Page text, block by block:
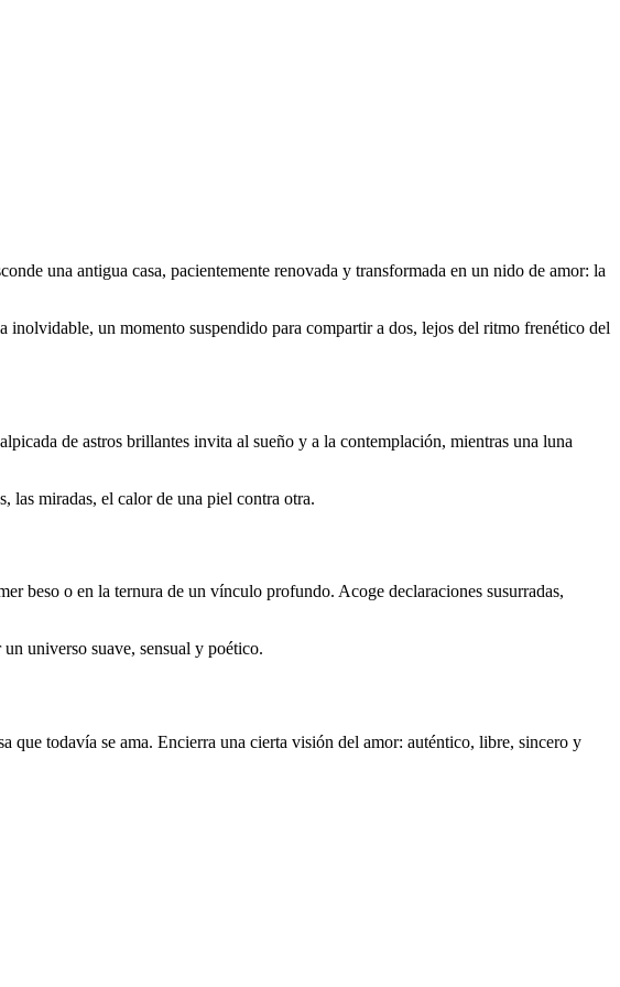
una antigua casa, pacientemente renovada y transformada en un nido de amor: la
un momento suspendido para compartir a dos, lejos del ritmo frenético del
de astros brillantes invita al sueño y a la contemplación, mientras una luna
las miradas, el calor de una piel contra otra.
beso o en la ternura de un vínculo profundo. Acoge declaraciones susurradas,
universo suave, sensual y poético.
que todavía se ama. Encierra una cierta visión del amor: auténtico, libre, sincero y